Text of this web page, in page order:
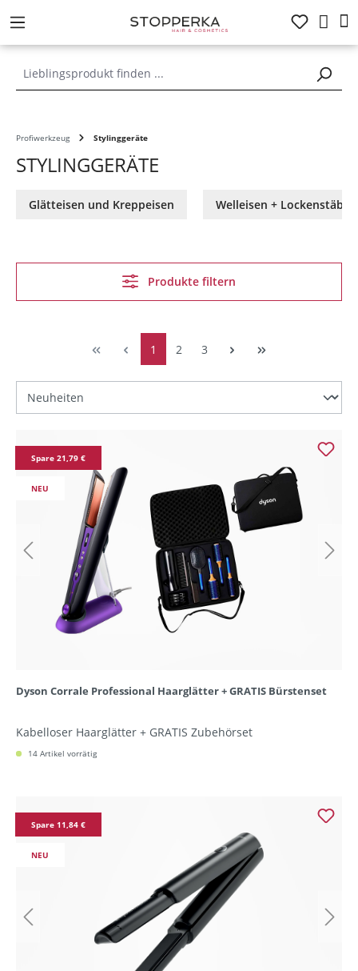
springen
Profiwerkzeug Stylinggeräte
STYLINGGERÄTE
Glätteisen und Kreppeisen Welleisen + Lockenstäbe
Produkte filtern
1 2 3
Spare 21,79 €
NEU
Dyson Corrale Professional Haarglätter + GRATIS Bürstenset
Kabelloser Haarglätter + GRATIS Zubehörset
14 Artikel vorrätig
Spare 11,84 €
NEU